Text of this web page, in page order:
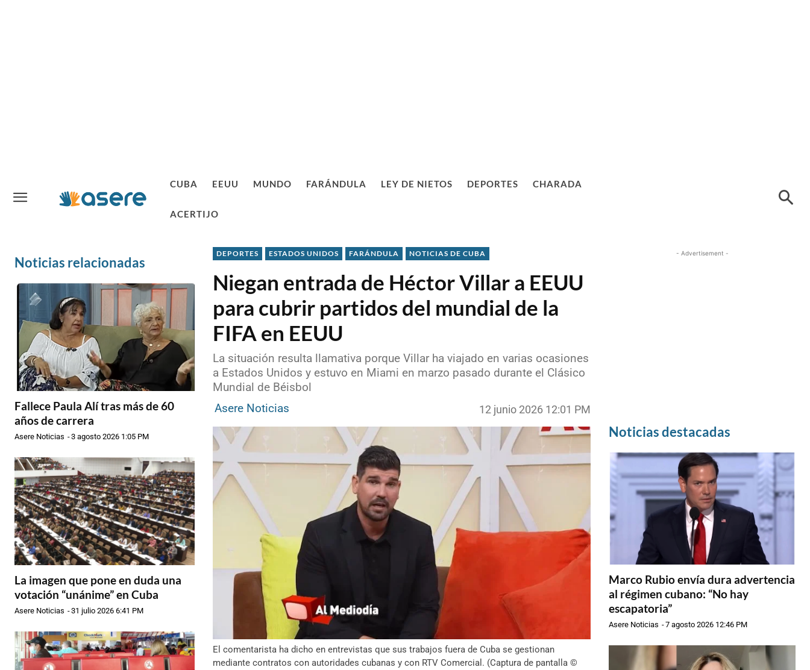
CUBA EEUU MUNDO FARÁNDULA LEY DE NIETOS DEPORTES CHARADA
ACERTIJO
Noticias relacionadas
Fallece Paula Alí tras más de 60
años de carrera
Asere Noticias -3 agosto 2026 1:05 PM
La imagen que pone en duda una
votación “unánime” en Cuba
Asere Noticias -31 julio 2026 6:41 PM
DEPORTES ESTADOS UNIDOS FARÁNDULA NOTICIAS DE CUBA
Niegan entrada de Héctor Villar a EEUU
para cubrir partidos del mundial de la
FIFA en EEUU
La situación resulta llamativa porque Villar ha viajado en varias ocasiones
a Estados Unidos y estuvo en Miami en marzo pasado durante el Clásico
Mundial de Béisbol
Asere Noticias
12 junio 2026 12:01 PM
El comentarista ha dicho en entrevistas que sus trabajos fuera de Cuba se gestionan
mediante contratos con autoridades cubanas y con RTV Comercial. (Captura de pantalla ©
- Advertisement -
Noticias destacadas
Marco Rubio envía dura advertencia
al régimen cubano: “No hay
escapatoria”
Asere Noticias -7 agosto 2026 12:46 PM